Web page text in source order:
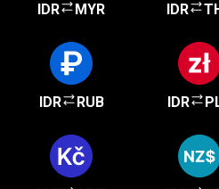
IDR MYR IDR
IDR RUB IDR